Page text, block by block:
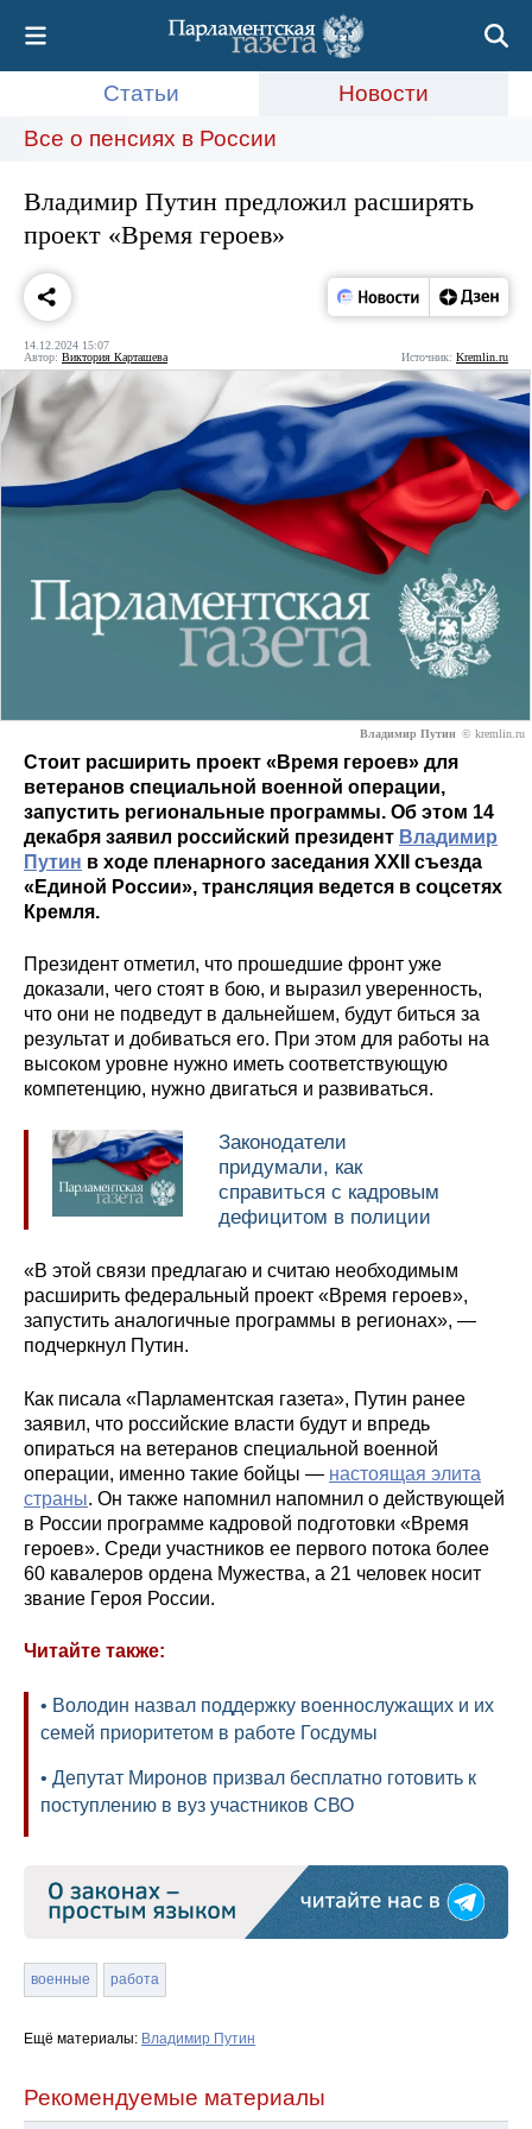
Статьи
Новости
Все о пенсиях в России
Владимир Путин предложил расширять
проект «Время героев»
14.12.2024 15:07
Автор: Виктория Карташева Источник: Kremlin.ru
Владимир Путин © kremlin.ru
Стоит расширить проект «Время героев» для
ветеранов специальной военной операции,
запустить региональные программы. Об этом 14
декабря заявил российский президент Владимир
Путин в ходе пленарного заседания XXII съезда
«Единой России», трансляция ведется в соцсетях
Кремля.
Президент отметил, что прошедшие фронт уже
доказали, чего стоят в бою, и выразил уверенность,
что они не подведут в дальнейшем, будут биться за
результат и добиваться его. При этом для работы на
высоком уровне нужно иметь соответствующую
компетенцию, нужно двигаться и развиваться.
Законодатели
придумали, как
справиться с кадровым
дефицитом в полиции
«В этой связи предлагаю и считаю необходимым
расширить федеральный проект «Время героев»,
запустить аналогичные программы в регионах», —
подчеркнул Путин.
Как писала «Парламентская газета», Путин ранее
заявил, что российские власти будут и впредь
опираться на ветеранов специальной военной
операции, именно такие бойцы — настоящая элита
страны. Он также напомнил напомнил о действующей
в России программе кадровой подготовки «Время
героев». Среди участников ее первого потока более
60 кавалеров ордена Мужества, а 21 человек носит
звание Героя России.
Читайте также:
• Володин назвал поддержку военнослужащих и их
семей приоритетом в работе Госдумы
• Депутат Миронов призвал бесплатно готовить к
поступлению в вуз участников СВО
военные работа
Ещё материалы: Владимир Путин
Рекомендуемые материалы